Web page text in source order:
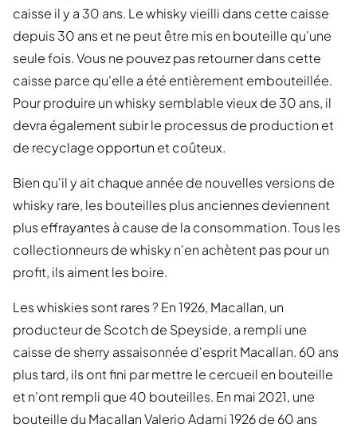
caisse il y a 30 ans. Le whisky vieilli dans cette caisse
depuis 30 ans et ne peut être mis en bouteille qu'une
seule fois. Vous ne pouvez pas retourner dans cette
caisse parce qu'elle a été entièrement embouteillée.
Pour produire un whisky semblable vieux de 30 ans, il
devra également subir le processus de production et
de recyclage opportun et coûteux.
Bien qu'il y ait chaque année de nouvelles versions de
whisky rare, les bouteilles plus anciennes deviennent
plus effrayantes à cause de la consommation. Tous les
collectionneurs de whisky n'en achètent pas pour un
profit, ils aiment les boire.
Les whiskies sont rares ? En 1926, Macallan, un
producteur de Scotch de Speyside, a rempli une
caisse de sherry assaisonnée d'esprit Macallan. 60 ans
plus tard, ils ont fini par mettre le cercueil en bouteille
et n'ont rempli que 40 bouteilles. En mai 2021, une
bouteille du Macallan Valerio Adami 1926 de 60 ans